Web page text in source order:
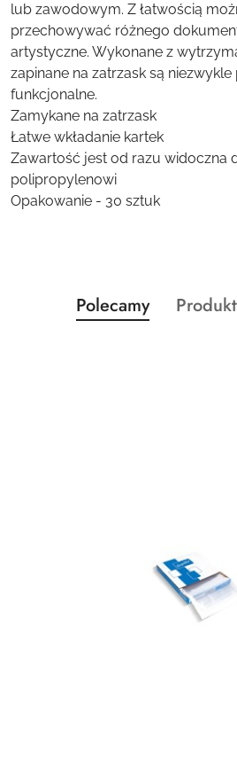
lub zawodowym. Z łatwością
przechowywać różnego
artystyczne. Wykonane z
zapinane na zatrzask są niezwykle
funkcjonalne.
Zamykane na zatrzask
Łatwe wkładanie kartek
Zawartość jest od razu widoczna
polipropylenowi
Opakowanie - 30 sztuk
Pomiń karuzelę produktów
Produkty
o
Polecamy